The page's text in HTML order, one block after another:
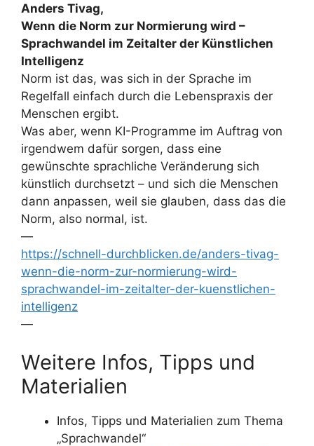
Anders Tivag,
Wenn die Norm zur Normierung wird –
Sprachwandel im Zeitalter der Künstlichen
Intelligenz
Norm ist das, was sich in der Sprache im
Regelfall einfach durch die Lebenspraxis der
Menschen ergibt.
Was aber, wenn KI-Programme im Auftrag von
irgendwem dafür sorgen, dass eine
gewünschte sprachliche Veränderung sich
künstlich durchsetzt – und sich die Menschen
dann anpassen, weil sie glauben, dass das die
Norm, also normal, ist.
—
https://schnell-durchblicken.de/anders-tivag-
wenn-die-norm-zur-normierung-wird-
sprachwandel-im-zeitalter-der-kuenstlichen-
intelligenz
—
Weitere Infos, Tipps und
Materialien
Infos, Tipps und Materialien zum Thema
„Sprachwandel“